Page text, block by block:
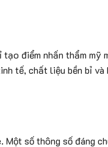
điểm nhấn thẩm mỹ
tế, chất liệu bền bỉ và
số thông số đáng